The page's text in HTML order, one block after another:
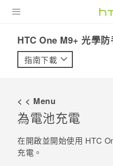
VIVE
配件
優惠專區
HTC One M9+ 光學
指南下載
< < Menu
為電池充電
在開啟並開始使用 HTC
充電。